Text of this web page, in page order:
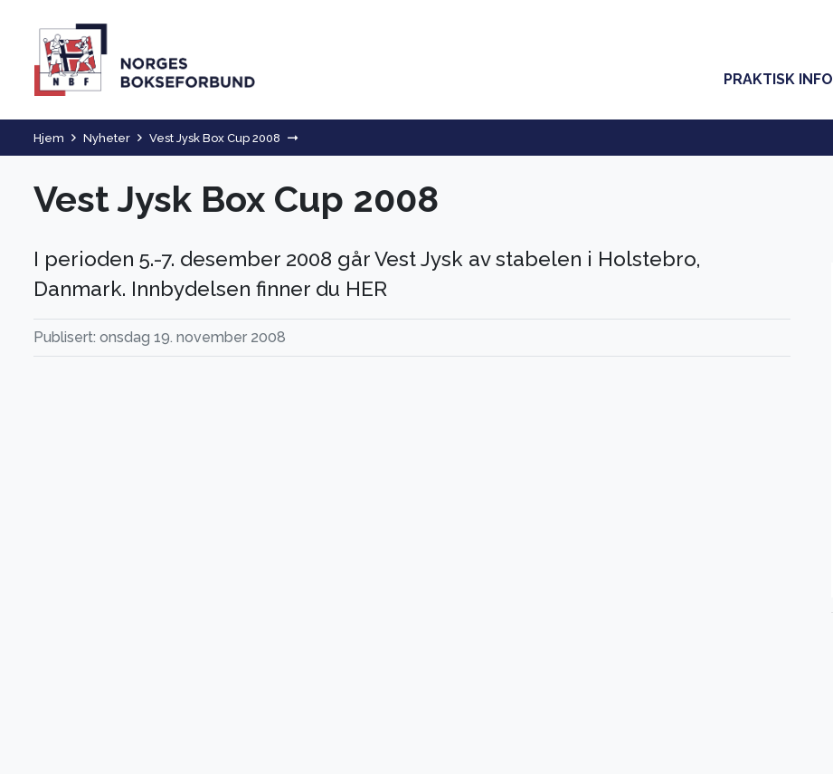
PRAKTISK INFO
Hjem Nyheter Vest Jysk Box Cup 2008
Vest Jysk Box Cup 2008
I perioden 5.-7. desember 2008 går Vest Jysk av stabelen i Holstebro,
Danmark. Innbydelsen finner du HER
Publisert: onsdag 19. november 2008